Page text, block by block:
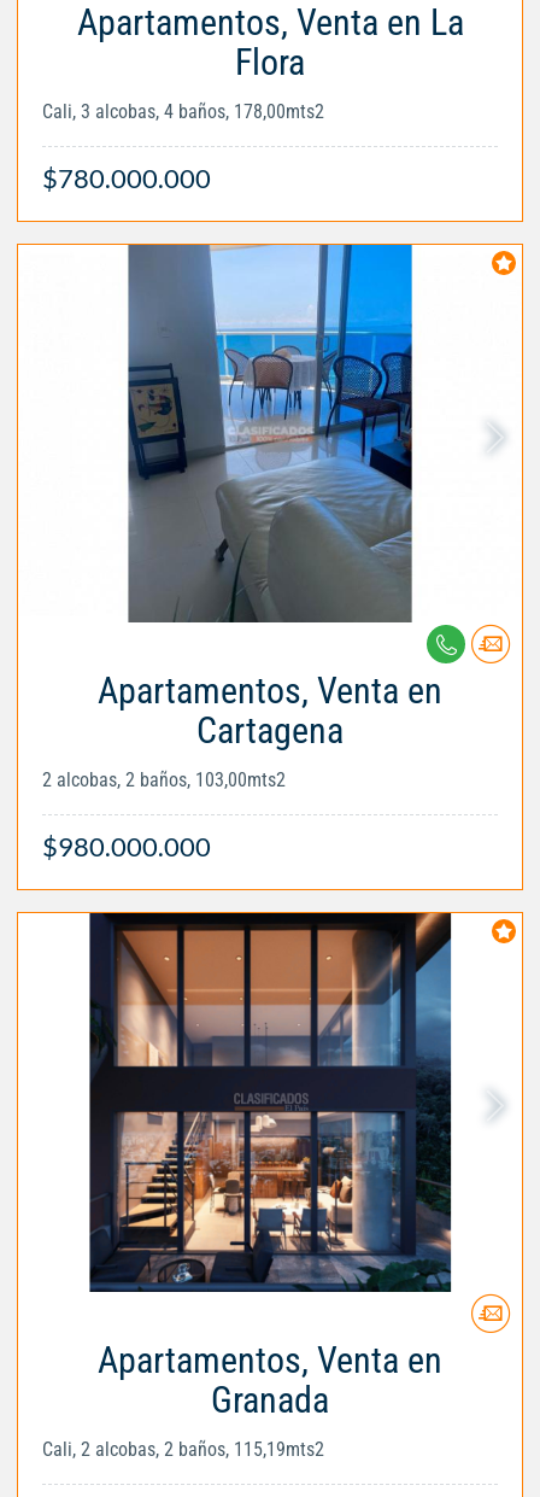
Apartamentos, Venta en La
Flora
Cali, 3 alcobas, 4 baños, 178,00mts2
$780.000.000
Apartamentos, Venta en
Cartagena
2 alcobas, 2 baños, 103,00mts2
$980.000.000
Apartamentos, Venta en
Granada
Cali, 2 alcobas, 2 baños, 115,19mts2